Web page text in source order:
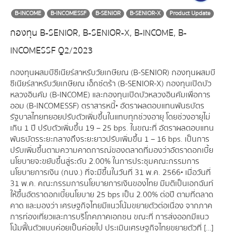
B-INCOME B-INCOMESSF B-SENIOR B-SENIOR-X Product Update
กองทุน B-SENIOR, B-SENIOR-X, B-INCOME, B-
INCOMESSF Q2/2023
กองทุนผสมบีซีเนียร์สาหรับวัยเกษียณ (B-SENIOR) กองทุนผสมบี
ซีเนียร์สาหรับวัยเกษียณ เอ็กซ์ตร้า (B-SENIOR-X) กองทุนเปิดบัว
หลวงอินคัม (B-INCOME) และกองทุนเปิดบัวหลวงอินคัมเพื่อการ
ออม (B-INCOMESSF) ตราสารหนี้• อัตราผลตอบแทนพันธบัตร
รัฐบาลไทยทยอยปรับตัวเพิ่มขึ้นในแทบทุกช่วงอายุ โดยช่วงอายุไม่
เกิน 1 ปี ปรับตัวเพิ่มขึ้น 19 – 25 bps. ในขณะที่ อัตราผลตอบแทน
พันธบัตรระยะกลางถึงระยะยาวปรับเพิ่มขึ้น 1 – 16 bps. เป็นการ
ปรับเพิ่มขึ้นตามความคาดการณ์ของตลาดที่มองว่าอัตราดอกเบี้ย
นโยบายจะขยับขึ้นสู่ระดับ 2.00% ในการประชุมคณะกรรมการ
นโยบายการเงิน (กนง.) ที่จะมีขึ้นในวันที่ 31 พ.ค. 2566• เมื่อวันที่
31 พ.ค. คณะกรรมการนโยบายการเงินของไทย มีมติเป็นเอกฉันท์
ให้ขึ้นอัตราดอกเบี้ยนโยบาย 25 bps เป็น 2.00% ต่อปี ตามที่ตลาด
คาด และมองว่า เศรษฐกิจไทยมีแนวโน้มขยายตัวต่อเนื่อง จากภาค
การท่องเที่ยวและการบริโภคภาคเอกชน ขณะที่ การส่งออกมีแนว
โน้มฟื้นตัวแบบค่อยเป็นค่อยไป ประเมินเศรษฐกิจไทยขยายตัวที่ […]